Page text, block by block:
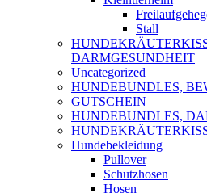
Stall
DARMGESUNDHEIT
Uncategorized
HUNDEBUNDLES,
GUTSCHEIN
HUNDEBUNDLES,
Hundebekleidung
Pullover
Schutzhosen
Hosen